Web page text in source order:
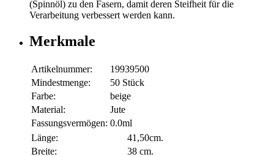
(Spinnöl) zu den Fasern, damit deren Steifheit für die
Verarbeitung verbessert werden kann.
Merkmale
Artikelnummer:
19939500
Mindestmenge:
50 Stück
Farbe:
beige
Material:
Jute
Fassungsvermögen: 0.0ml
Länge:
41,50cm.
Breite:
38 cm.